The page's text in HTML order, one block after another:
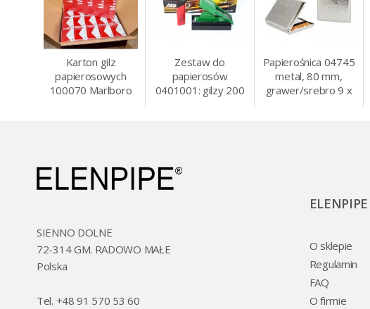
Karton gilz
papierosowych
100070 Marlboro
Zestaw do
papierosów
0401001: gilzy 200
Papierośnica 04745
metal, 80 mm,
grawer/srebro 9 x
SIENNO DOLNE
72-314 GM. RADOWO MAŁE
Polska
Tel. +48 91 570 53 60
ELENPIPE
O sklepie
Regulamin
FAQ
O firmie